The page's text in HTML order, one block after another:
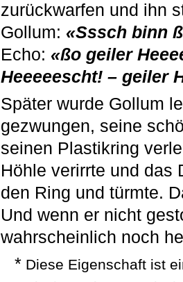
zurückwarfen und ihn
Gollum: «Sssch binn
Echo: «ßo geiler
Heeeeescht! – geiler
Später wurde Gollum
gezwungen, seine
seinen Plastikring
Höhle verirrte und das
den Ring und türmte.
Und wenn er nicht
wahrscheinlich noch
* Diese Eigenschaft ist